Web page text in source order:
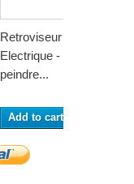
Retroviseur AUDI A6
Electrique - Coiffe a
peindre...
Add to cart